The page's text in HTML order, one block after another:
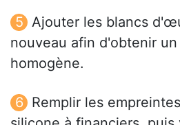
Ajouter les blancs
nouveau afin d'obtenir un
homogène.
Remplir les